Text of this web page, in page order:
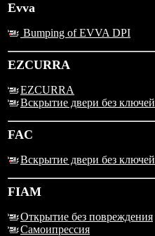
Evva
Bumping of EVVA DPI
EZCURRA
EZCURRA
Вскрытие двери без ключей
FAC
Вскрытие двери без ключей
FIAM
Открытие без повреждения
Самоипрессия